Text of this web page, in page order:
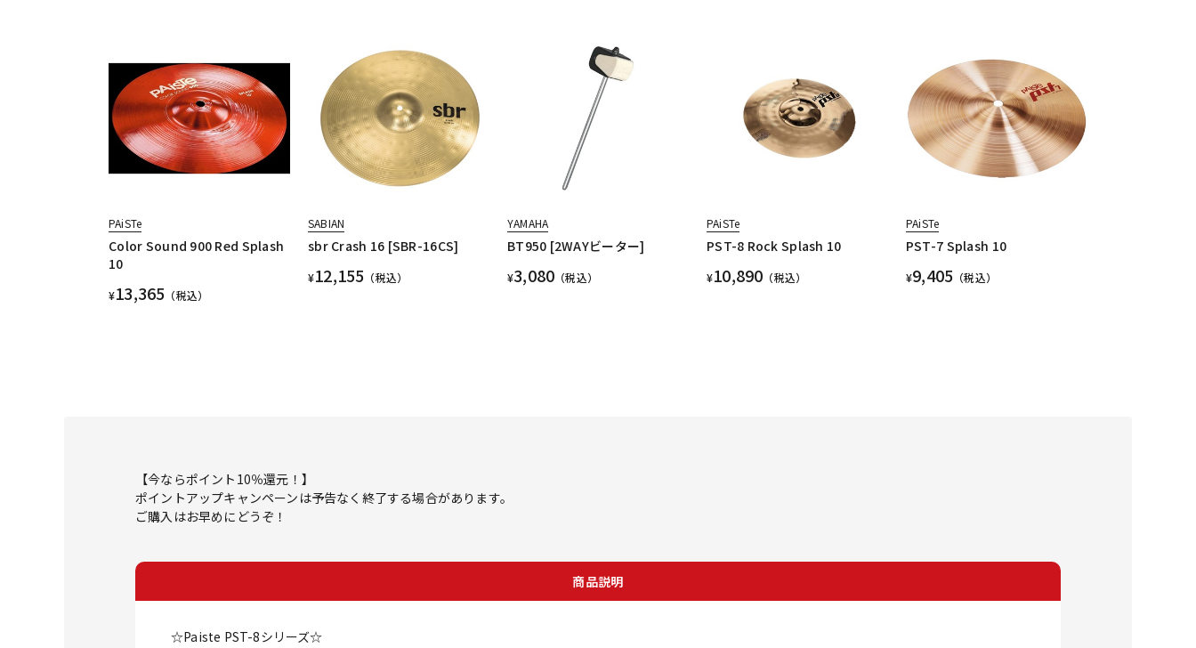
PAiSTe
Color Sound 900 Red Splash
10
¥13,365 （税込）
SABIAN
sbr Crash 16 [SBR-16CS]
¥12,155 （税込）
YAMAHA
BT950 [2WAYビーター]
¥3,080 （税込）
PAiSTe
PST-8 Rock Splash 10
¥10,890 （税込）
PAiSTe
PST-7 Splash 10
¥9,405 （税込）
【今ならポイント10％還元！】
ポイントアップキャンペーンは予告なく終了する場合があります。
ご購入はお早めにどうぞ！
商品説明
☆Paiste PST-8シリーズ☆